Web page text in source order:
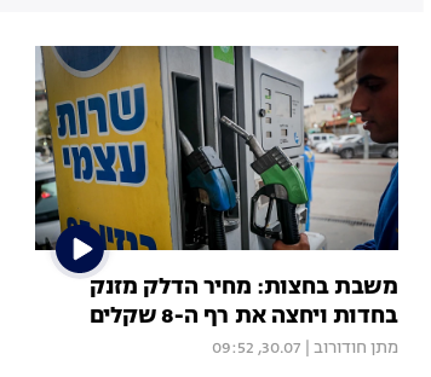
משבת בחצות: מחיר הדלק מזנק
בחדות ויחצה את רף ה-8 שקלים
מתן חודורוב 30.07, 09:52